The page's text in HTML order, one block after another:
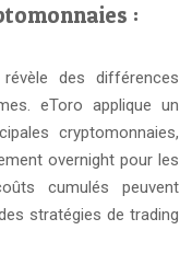
:
révèle des différences
eToro applique un
cryptomonnaies,
overnight pour les
cumulés peuvent
stratégies de trading